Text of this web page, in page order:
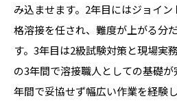
み込ませます。2年目にはジョイ
格溶接を任され、難度が上がる分
す。3年目は2級試験対策と現場実
の3年間で溶接職人としての基礎
年間で妥協せず幅広い作業を経験